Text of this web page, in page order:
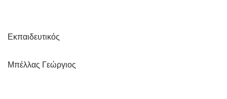
Εκπαιδευτικός
Μπέλλας Γεώργιος